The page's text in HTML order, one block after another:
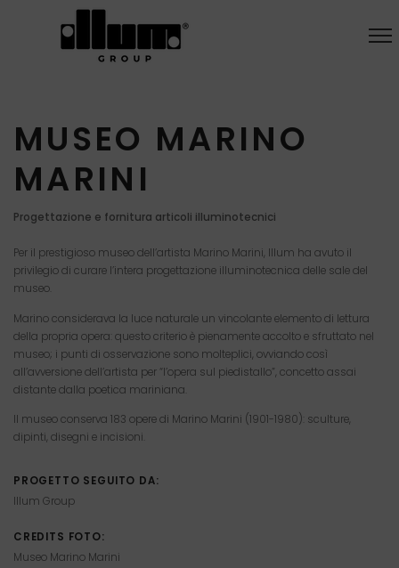
MUSEO MARINO
MARINI
Progettazione e fornitura articoli illuminotecnici
Per il prestigioso museo dell’artista Marino Marini, Illum ha avuto il
privilegio di curare l’intera progettazione illuminotecnica delle sale del
museo.
Marino considerava la luce naturale un vincolante elemento di lettura
della propria opera: questo criterio è pienamente accolto e sfruttato nel
museo; i punti di osservazione sono molteplici, ovviando così
all’avversione dell’artista per “l’opera sul piedistallo”, concetto assai
distante dalla poetica mariniana.
Il museo conserva 183 opere di Marino Marini (1901-1980): sculture,
dipinti, disegni e incisioni.
PROGETTO SEGUITO DA:
Illum Group
CREDITS FOTO:
Museo Marino Marini